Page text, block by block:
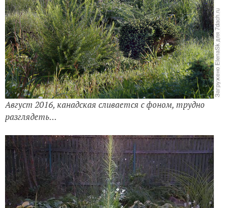
Август 2016, канадская сливается с фоном, трудно
разглядеть...